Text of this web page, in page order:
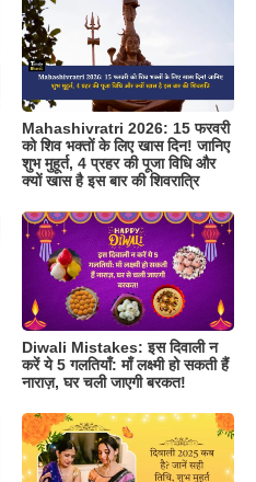
Mahashivratri 2026: 15 फरवरी
को शिव भक्तों के लिए खास दिन! जानिए
शुभ मुहूर्त, 4 प्रहर की पूजा विधि और
क्यों खास है इस बार की शिवरात्रि
Diwali Mistakes: इस दिवाली न
करें ये 5 गलतियाँ: माँ लक्ष्मी हो सकती हैं
नाराज़, घर चली जाएगी बरकत!